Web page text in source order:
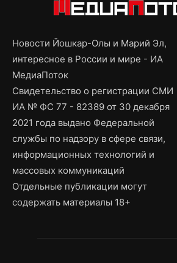
Новости Йошкар-Олы и Марий Эл,
интересное в России и мире - ИА
МедиаПоток
Свидетельство о регистрации СМИ
ИА № ФС 77 - 82389 от 30 декабря
2021 года выдано Федеральной
службы по надзору в сфере связи,
информационных технологий и
массовых коммуникаций
Отдельные публикации могут
содержать материалы 18+